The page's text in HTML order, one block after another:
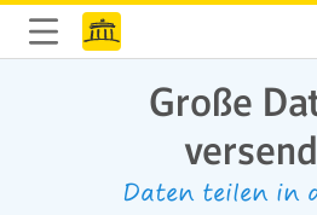
Große
Daten teilen in